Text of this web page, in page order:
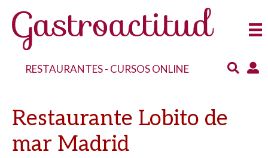
RESTAURANTES- CURSOS ONLINE
Restaurante Lobito de
mar Madrid